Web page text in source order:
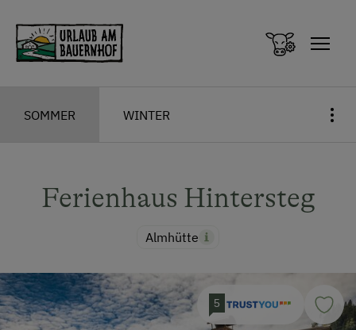
SOMMER WINTER
Ferienhaus Hintersteg
Almhütte
5